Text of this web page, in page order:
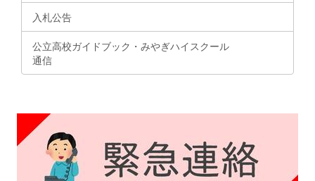
入札公告
公立高校ガイドブック・みやぎハイスクール
通信